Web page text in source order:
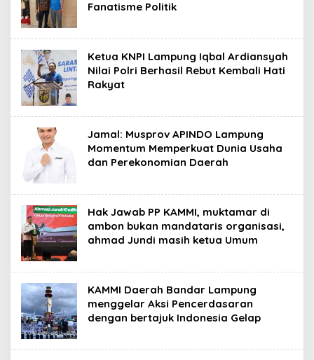
Fanatisme Politik
Ketua KNPI Lampung Iqbal Ardiansyah
Nilai Polri Berhasil Rebut Kembali Hati
Rakyat
Jamal: Musprov APINDO Lampung
Momentum Memperkuat Dunia Usaha
dan Perekonomian Daerah
Hak Jawab PP KAMMI, muktamar di
ambon bukan mandataris organisasi,
ahmad Jundi masih ketua Umum
KAMMI Daerah Bandar Lampung
menggelar Aksi Pencerdasaran
dengan bertajuk Indonesia Gelap